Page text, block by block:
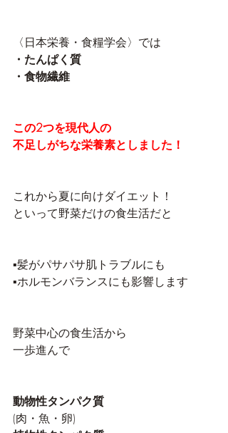
〈日本栄養・食糧学会〉では
・たんぱく質
・食物繊維
この2つを現代人の
不足しがちな栄養素としました！
これから夏に向けダイエット！
といって野菜だけの食生活だと
▪️髪がパサパサ肌トラブルにも
▪️ホルモンバランスにも影響します
野菜中心の食生活から
一歩進んで
動物性タンパク質
(肉・魚・卵)